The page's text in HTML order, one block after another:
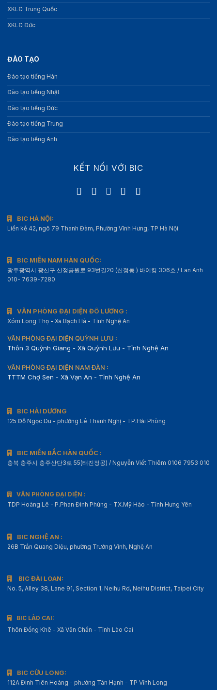
XKLĐ Trung Quốc
XKLĐ Đức
ĐÀO TẠO
Đào tạo tiếng Hàn
Đào tạo tiếng Nhật
Đào tạo tiếng Đức
Đào tạo tiếng Trung
Đào tạo tiếng Anh
KẾT NỐI VỚI BIC
BIC HÀ NỘI:
Liền kề 42, ngõ 79 Thanh Đàm, Phường Vĩnh Hưng, TP Hà Nội
BIC MIỀN NAM HÀN QUỐC:
광주광역시 광산구 산정공원로 93번길20 (산정동 ) 바이킹 306호 / Lan Anh
010- 7639-7280
VĂN PHÒNG ĐẠI DIỆN ĐÔ LƯƠNG :
Xóm Long Thọ - Xã Bạch Hà - Tỉnh Nghệ An
VĂN PHÒNG ĐẠI DIỆN QUỲNH LƯU :
Thôn 3 Quỳnh Giang - Xã Quỳnh Lưu - Tỉnh Nghệ An
VĂN PHÒNG ĐẠI DIỆN NAM ĐÀN :
TTTM Chợ Sen - Xã Vạn An - Tỉnh Nghệ An
BIC HẢI DƯƠNG
125 Đỗ Ngọc Du - phường Lê Thanh Nghị - TP.Hải Phòng
BIC MIỀN BẮC HÀN QUỐC :
충북 충주시 충주산단3로 55(태진정공) / Nguyễn Viết Thiêm 0106 7953 010
VĂN PHÒNG ĐẠI DIỆN :
TDP Hoàng Lê - P.Phan Đình Phùng - TX.Mỹ Hào - Tỉnh Hưng Yên
BIC NGHỆ AN :
26B Trần Quang Diệu, phường Trường Vinh, Nghệ An
BIC ĐÀI LOAN:
No. 5, Alley 38, Lane 91, Section 1, Neihu Rd, Neihu District, Taipei City
BIC LÀO CAI:
Thôn Đồng Khê - Xã Văn Chấn - Tỉnh Lào Cai
BIC CỬU LONG:
112A Đinh Tiên Hoàng - phường Tân Hạnh - TP Vĩnh Long